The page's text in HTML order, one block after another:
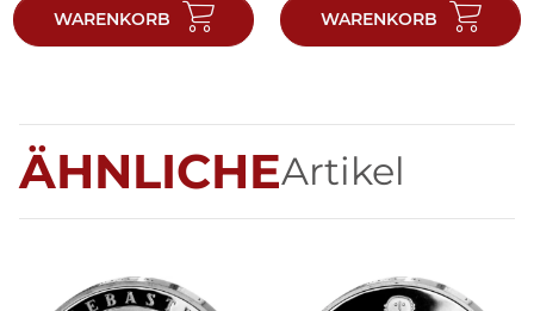
WARENKORB WARENKORB
ÄHNLICHEArtikel